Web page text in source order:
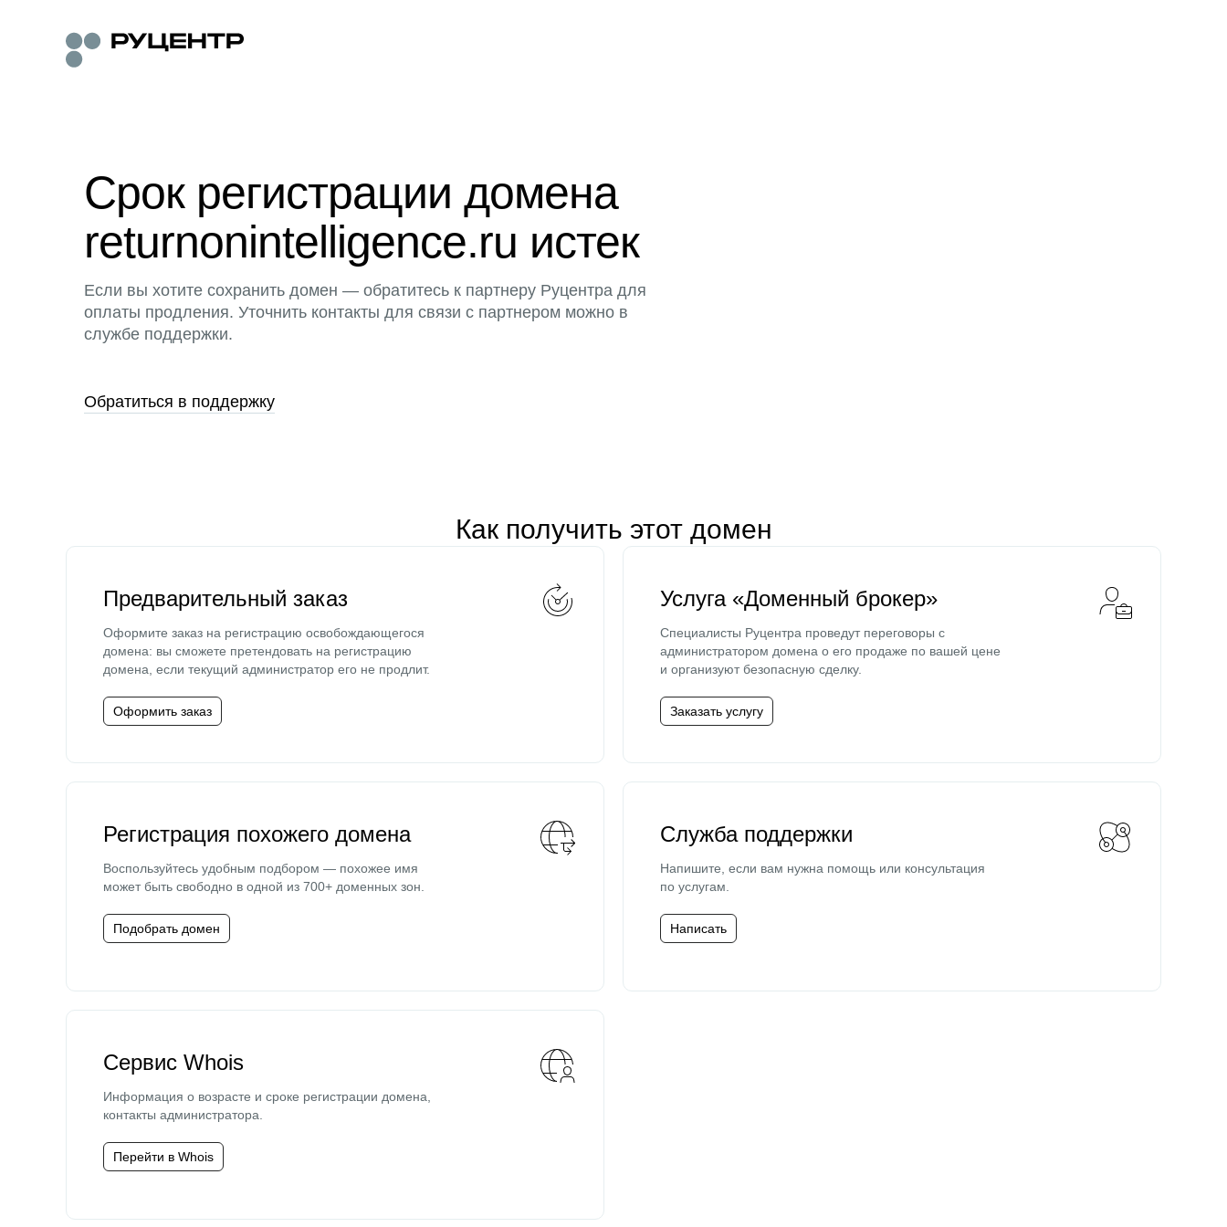
Срок регистрации домена
returnonintelligence.ru истек
Если вы хотите сохранить домен — обратитесь к партнеру Руцентра для
оплаты продления. Уточнить контакты для связи с партнером можно в
службе поддержки.
Обратиться в поддержку
Как получить этот домен
Предварительный заказ
Оформите заказ на регистрацию освобождающегося
домена: вы сможете претендовать на регистрацию
домена, если текущий администратор его не продлит.
Оформить заказ
Услуга «Доменный брокер»
Специалисты Руцентра проведут переговоры с
администратором домена о его продаже по вашей цене
и организуют безопасную сделку.
Заказать услугу
Регистрация похожего домена
Воспользуйтесь удобным подбором — похожее имя
может быть свободно в одной из 700+ доменных зон.
Подобрать домен
Служба поддержки
Напишите, если вам нужна помощь или консультация
по услугам.
Написать
Сервис Whois
Информация о возрасте и сроке регистрации домена,
контакты администратора.
Перейти в Whois